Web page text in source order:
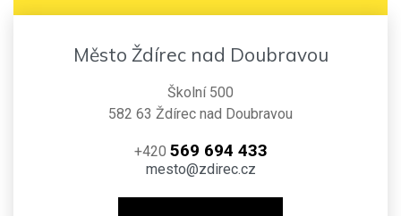
Město Ždírec nad Doubravou
Školní 500
582 63 Ždírec nad Doubravou
+420 569 694 433
mesto@zdirec.cz